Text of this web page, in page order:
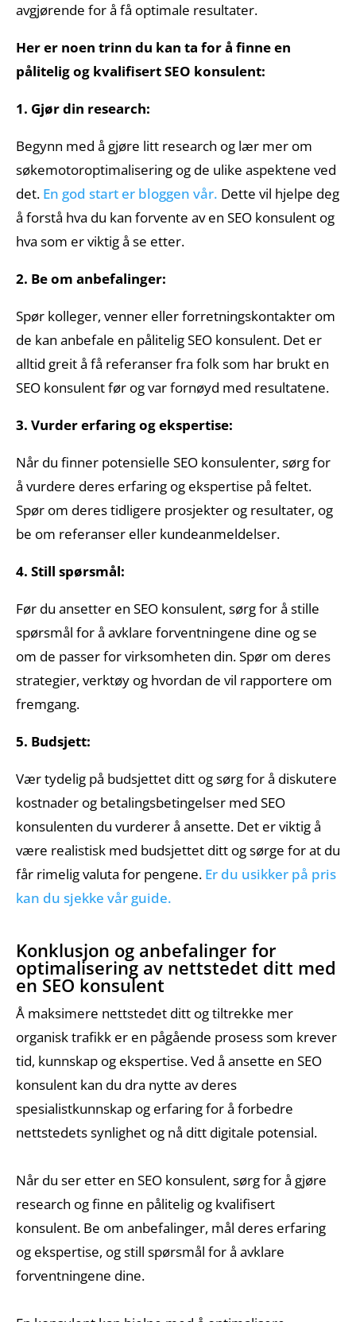
avgjørende for å få optimale resultater.
Her er noen trinn du kan ta for å finne en
pålitelig og kvalifisert SEO konsulent:
1. Gjør din research:
Begynn med å gjøre litt research og lær mer om
søkemotoroptimalisering og de ulike aspektene ved
det. En god start er bloggen vår. Dette vil hjelpe deg
å forstå hva du kan forvente av en SEO konsulent og
hva som er viktig å se etter.
2. Be om anbefalinger:
Spør kolleger, venner eller forretningskontakter om
de kan anbefale en pålitelig SEO konsulent. Det er
alltid greit å få referanser fra folk som har brukt en
SEO konsulent før og var fornøyd med resultatene.
3. Vurder erfaring og ekspertise:
Når du finner potensielle SEO konsulenter, sørg for
å vurdere deres erfaring og ekspertise på feltet.
Spør om deres tidligere prosjekter og resultater, og
be om referanser eller kundeanmeldelser.
4. Still spørsmål:
Før du ansetter en SEO konsulent, sørg for å stille
spørsmål for å avklare forventningene dine og se
om de passer for virksomheten din. Spør om deres
strategier, verktøy og hvordan de vil rapportere om
fremgang.
5. Budsjett:
Vær tydelig på budsjettet ditt og sørg for å diskutere
kostnader og betalingsbetingelser med SEO
konsulenten du vurderer å ansette. Det er viktig å
være realistisk med budsjettet ditt og sørge for at du
får rimelig valuta for pengene. Er du usikker på pris
kan du sjekke vår guide.
Konklusjon og anbefalinger for
optimalisering av nettstedet ditt med
en SEO konsulent
Å maksimere nettstedet ditt og tiltrekke mer
organisk trafikk er en pågående prosess som krever
tid, kunnskap og ekspertise. Ved å ansette en SEO
konsulent kan du dra nytte av deres
spesialistkunnskap og erfaring for å forbedre
nettstedets synlighet og nå ditt digitale potensial.
Når du ser etter en SEO konsulent, sørg for å gjøre
research og finne en pålitelig og kvalifisert
konsulent. Be om anbefalinger, mål deres erfaring
og ekspertise, og still spørsmål for å avklare
forventningene dine.